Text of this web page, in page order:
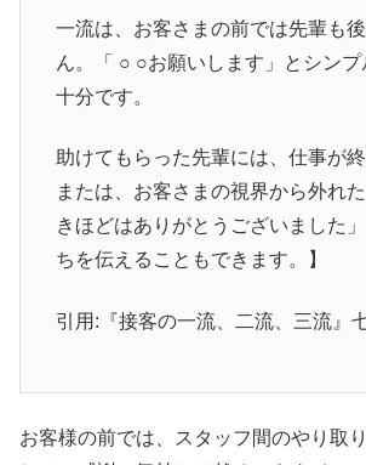
一流は、お客さまの前では先輩も
ん。「 ○ ○お願いします」とシン
十分です。
助けてもらった先輩には、仕事が終
または、お客さまの視界から外れ
きほどはありがとうございました
ちを伝えることもできます。】
引用:『接客の一流、二流、三流』
お客様の前では、スタッフ間のやり取